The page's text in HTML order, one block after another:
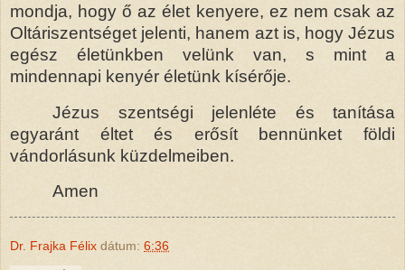
mondja, hogy ő az élet kenyere, ez nem csak az
Oltáriszentséget jelenti, hanem azt is, hogy Jézus
egész életünkben velünk van, s mint a
mindennapi kenyér életünk kísérője.
Jézus szentségi jelenléte és tanítása
egyaránt éltet és erősít bennünket földi
vándorlásunk küzdelmeiben.
Amen
Dr. Frajka Félix dátum: 6:36